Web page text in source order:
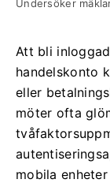
Undersöker
Att bli
handelskonto
eller
möter ofta
mobila